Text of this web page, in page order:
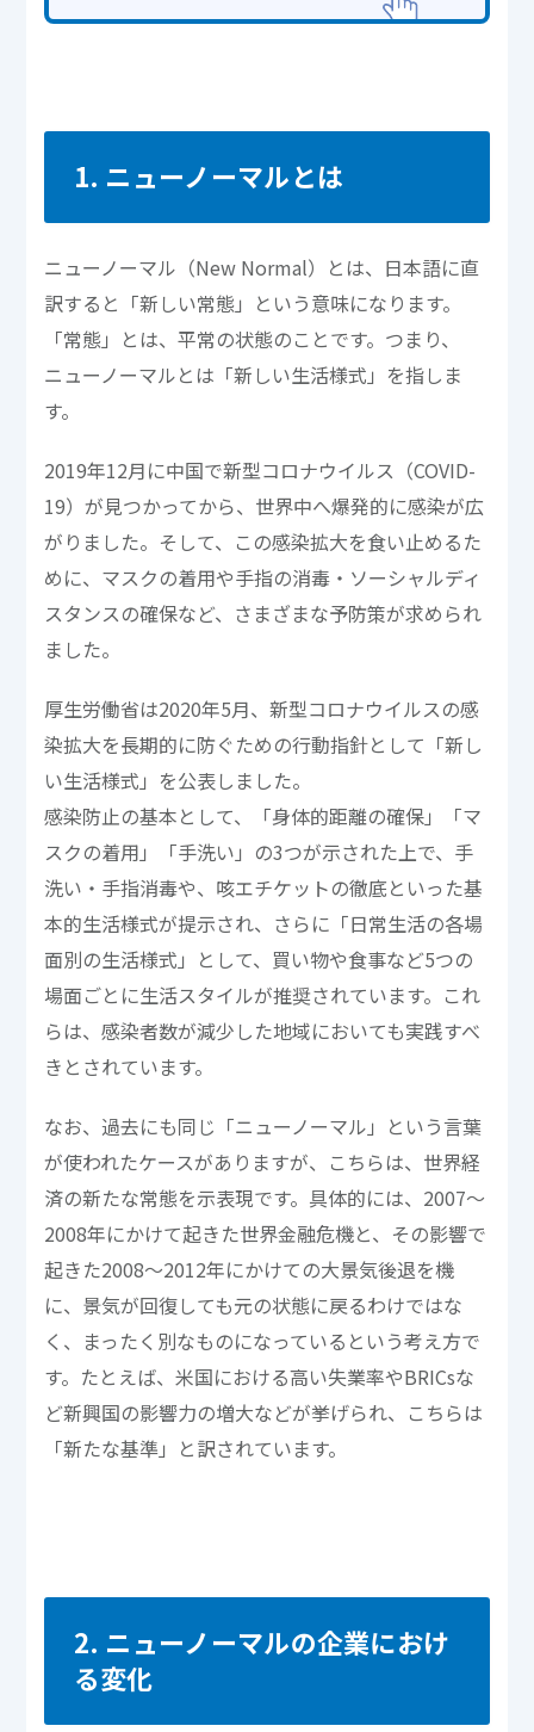
1. ニューノーマルとは
ニューノーマル（New Normal）とは、日本語に直
訳すると「新しい常態」という意味になります。
「常態」とは、平常の状態のことです。つまり、
ニューノーマルとは「新しい生活様式」を指しま
す。
2019年12月に中国で新型コロナウイルス（COVID-
19）が見つかってから、世界中へ爆発的に感染が広
がりました。そして、この感染拡大を食い止めるた
めに、マスクの着用や手指の消毒・ソーシャルディ
スタンスの確保など、さまざまな予防策が求められ
ました。
厚生労働省は2020年5月、新型コロナウイルスの感
染拡大を長期的に防ぐための行動指針として「新し
い生活様式」を公表しました。
感染防止の基本として、「身体的距離の確保」「マ
スクの着用」「手洗い」の3つが示された上で、手
洗い・手指消毒や、咳エチケットの徹底といった基
本的生活様式が提示され、さらに「日常生活の各場
面別の生活様式」として、買い物や食事など5つの
場面ごとに生活スタイルが推奨されています。これ
らは、感染者数が減少した地域においても実践すべ
きとされています。
なお、過去にも同じ「ニューノーマル」という言葉
が使われたケースがありますが、こちらは、世界経
済の新たな常態を示表現です。具体的には、2007～
2008年にかけて起きた世界金融危機と、その影響で
起きた2008～2012年にかけての大景気後退を機
に、景気が回復しても元の状態に戻るわけではな
く、まったく別なものになっているという考え方で
す。たとえば、米国における高い失業率やBRICsな
ど新興国の影響力の増大などが挙げられ、こちらは
「新たな基準」と訳されています。
2. ニューノーマルの企業におけ
る変化